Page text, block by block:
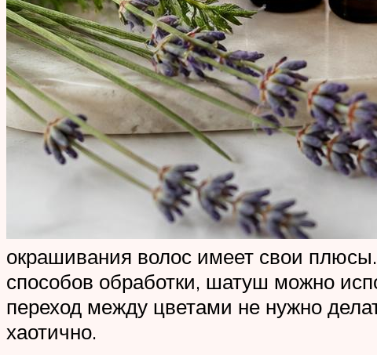
окрашивания волос имеет свои
способов обработки, шатуш можно
переход между цветами не нужно
хаотично.